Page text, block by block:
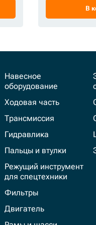
В
Навесное
оборудование
Ходовая часть
Трансмиссия
Гидравлика
Пальцы и втулки
Режущий инструмент
для спецтехники
Фильтры
Двигатель